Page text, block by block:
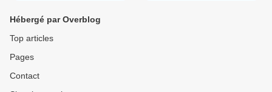
Hébergé par Overblog
Top articles
Pages
Contact